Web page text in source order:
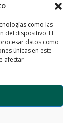
como las
del dispositivo. El
datos como
únicas en este
afectar